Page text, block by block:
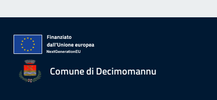
Comune di Decimomannu